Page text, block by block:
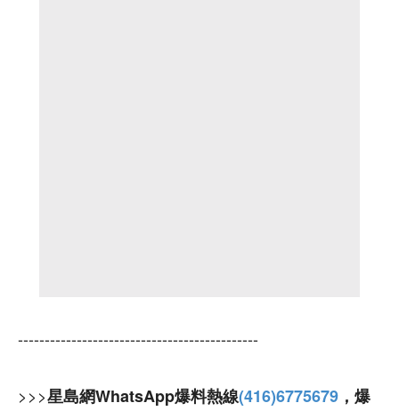
---------------------------------------------
>>>星島網WhatsApp爆料熱線(416)6775679 ，爆